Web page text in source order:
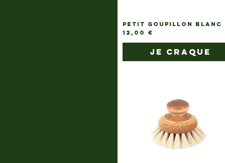
PETIT GOUPILLON BLANC
Prix
12,00 €
je craque